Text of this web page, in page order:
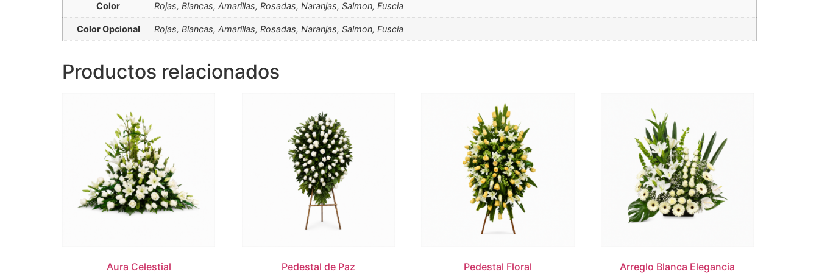
Color Rojas, Blancas, Amarillas, Rosadas, Naranjas, Salmon, Fuscia
Color Opcional Rojas, Blancas, Amarillas, Rosadas, Naranjas, Salmon, Fuscia
Productos relacionados
Aura Celestial Pedestal de Paz Pedestal Floral Arreglo Blanca Elegancia